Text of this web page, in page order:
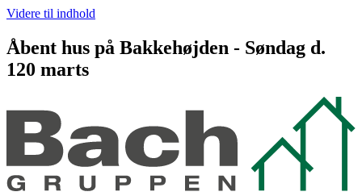
Videre til indhold
Åbent hus på Bakkehøjden - Søndag d.
120 marts